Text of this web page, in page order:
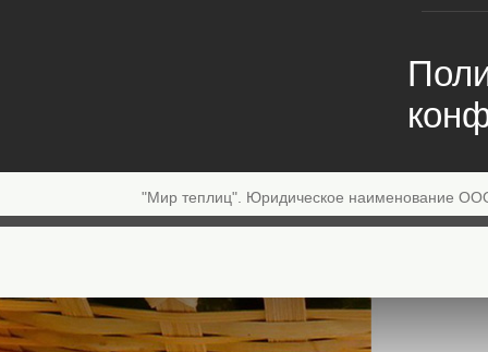
"Мир теплиц". Юридическое наименование